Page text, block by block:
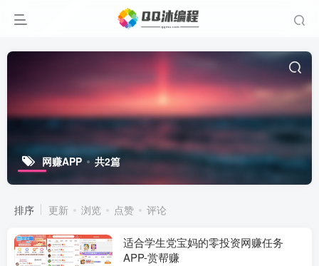
网赚APP 共2篇
排序 更新 浏览 点赞 评论
适合学生党宝妈的零投资网赚任务
APP-赏帮赚